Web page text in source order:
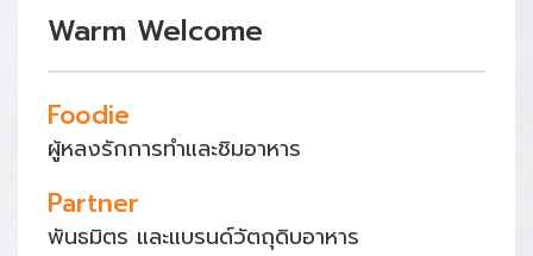
Warm Welcome
Foodie
ผู้หลงรักการทำและชิมอาหาร
Partner
พันธมิตร และแบรนด์วัตถุดิบอาหาร